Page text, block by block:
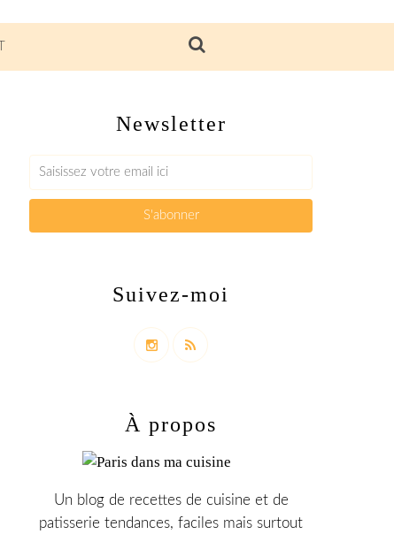
Newsletter
Suivez-moi
À propos
Un blog de recettes de cuisine et de
patisserie tendances, faciles mais surtout